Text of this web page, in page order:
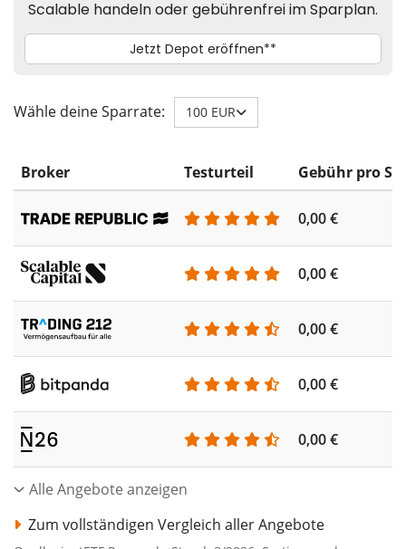
Wähle deine Sparrate: 100 EUR
Broker Testurteil Gebühr pro
0,00 €
0,00 €
0,00 €
0,00 €
0,00 €
Alle Angebote anzeigen
Zum vollständigen Vergleich aller Angebote